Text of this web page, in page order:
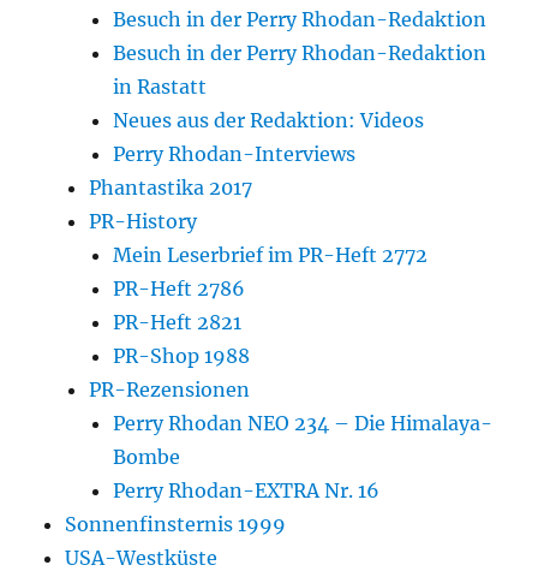
Besuch in der Perry Rhodan-Redaktion
Besuch in der Perry Rhodan-Redaktion
in Rastatt
Neues aus der Redaktion: Videos
Perry Rhodan-Interviews
Phantastika 2017
PR-History
Mein Leserbrief im PR-Heft 2772
PR-Heft 2786
PR-Heft 2821
PR-Shop 1988
PR-Rezensionen
Perry Rhodan NEO 234 – Die Himalaya-
Bombe
Perry Rhodan-EXTRA Nr. 16
Sonnenfinsternis 1999
USA-Westküste